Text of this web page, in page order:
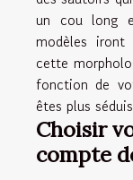
un cou long
modèles iront
cette
fonction de
êtes plus
Choisir
compte